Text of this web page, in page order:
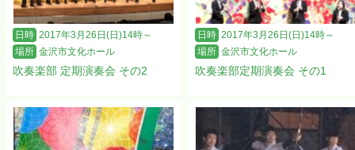
日時 2017年3月26日(日)14時～
場所 金沢市文化ホール
吹奏楽部 定期演奏会 その2
日時 2017年3月26日(日)14時～
場所 金沢市文化ホール
吹奏楽部定期演奏会 その1